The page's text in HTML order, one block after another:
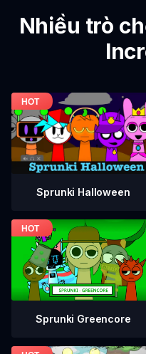
Nhiều trò
Sprunki Halloween
Sprunki Greencore